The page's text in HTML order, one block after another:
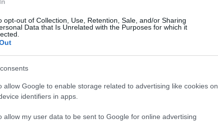
opt-out of Collection, Use, Retention, Sale, and/or Sharing
Data that Is Unrelated with the Purposes for which it
allow Google to enable storage related to advertising like cookies on
identifiers in apps.
allow my user data to be sent to Google for online advertising
sokan kíváncsiak.
legyen a Google-találatokban!